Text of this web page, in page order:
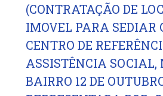
(CONTRATAÇÃO DE
IMOVEL PARA SEDIAR
CENTRO DE
ASSISTÊNCIA SOCIAL,
BAIRRO 12 DE